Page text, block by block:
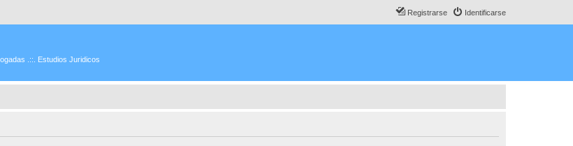
Identificarse
Registrarse
.::. Estudios Juridicos